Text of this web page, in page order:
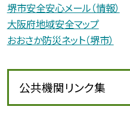
堺市安全安心メール（情報）
大阪府地域安全マップ
おおさか防災ネット（堺市）
公共機関リンク集